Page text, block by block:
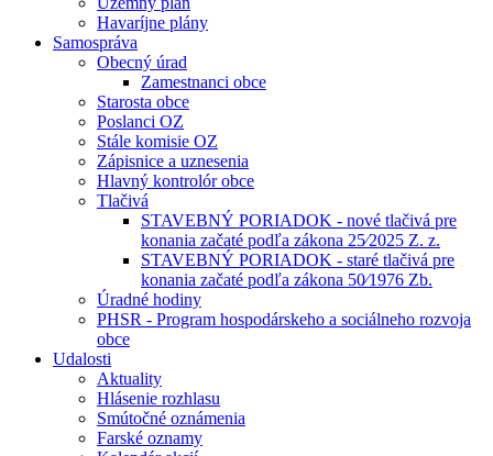
Havaríjne plány
Samospráva
Obecný úrad
Zamestnanci obce
Starosta obce
Poslanci OZ
Stále komisie OZ
Zápisnice a uznesenia
Hlavný kontrolór obce
Tlačivá
STAVEBNÝ PORIADOK - nové tlačivá pre
konania začaté podľa zákona 25⁄2025 Z. z.
STAVEBNÝ PORIADOK - staré tlačivá pre
konania začaté podľa zákona 50⁄1976 Zb.
Úradné hodiny
PHSR - Program hospodárskeho a sociálneho rozvoja
obce
Udalosti
Aktuality
Hlásenie rozhlasu
Smútočné oznámenia
Farské oznamy